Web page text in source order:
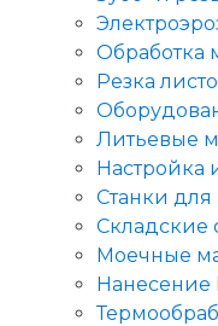
Обработка
Резка
Литьевые
Настройка
Станки
Складские
Моечные
Нанесение